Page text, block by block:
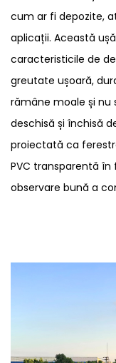
cum ar fi depozite,
aplicații. Această
caracteristicile de
greutate ușoară,
rămâne moale și nu
deschisă și închisă
proiectată ca
PVC transparentă
observare bună a